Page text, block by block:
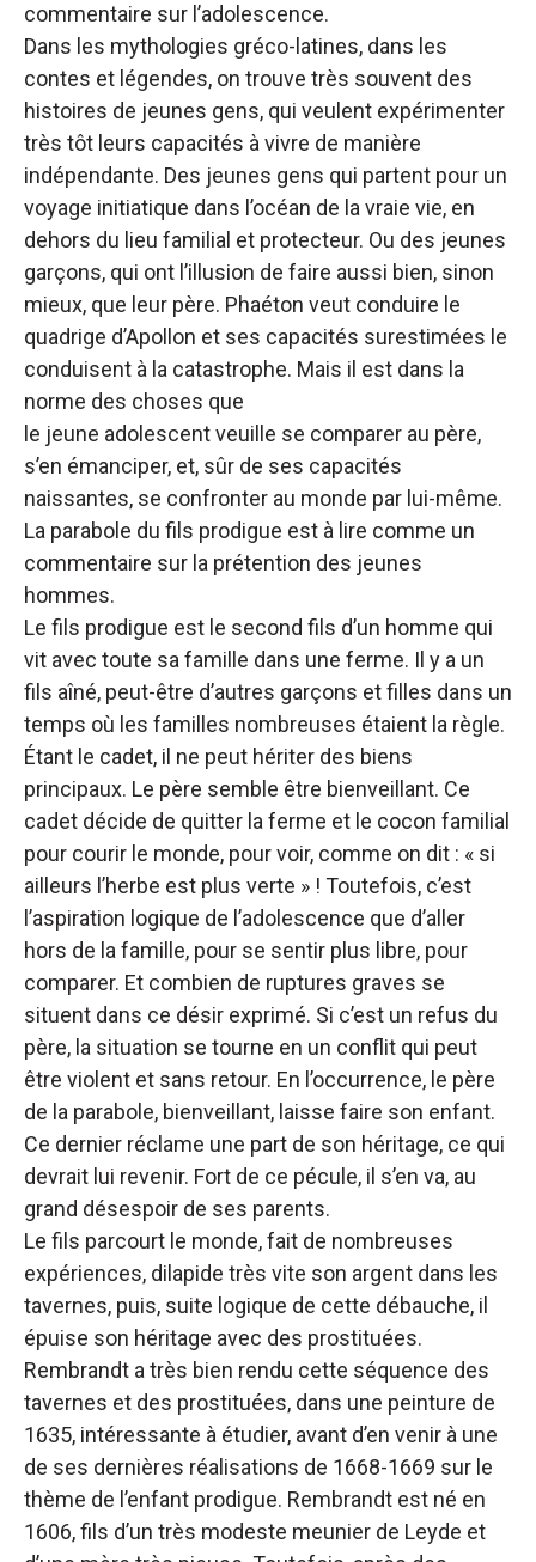
commentaire sur l’adolescence.
Dans les mythologies gréco-latines, dans les
contes et légendes, on trouve très souvent des
histoires de jeunes gens, qui veulent expérimenter
très tôt leurs capacités à vivre de manière
indépendante. Des jeunes gens qui partent pour un
voyage initiatique dans l’océan de la vraie vie, en
dehors du lieu familial et protecteur. Ou des jeunes
garçons, qui ont l’illusion de faire aussi bien, sinon
mieux, que leur père. Phaéton veut conduire le
quadrige d’Apollon et ses capacités surestimées le
conduisent à la catastrophe. Mais il est dans la
norme des choses que
le jeune adolescent veuille se comparer au père,
s’en émanciper, et, sûr de ses capacités
naissantes, se confronter au monde par lui-même.
La parabole du fils prodigue est à lire comme un
commentaire sur la prétention des jeunes
hommes.
Le fils prodigue est le second fils d’un homme qui
vit avec toute sa famille dans une ferme. Il y a un
fils aîné, peut-être d’autres garçons et filles dans un
temps où les familles nombreuses étaient la règle.
Étant le cadet, il ne peut hériter des biens
principaux. Le père semble être bienveillant. Ce
cadet décide de quitter la ferme et le cocon familial
pour courir le monde, pour voir, comme on dit : « si
ailleurs l’herbe est plus verte » ! Toutefois, c’est
l’aspiration logique de l’adolescence que d’aller
hors de la famille, pour se sentir plus libre, pour
comparer. Et combien de ruptures graves se
situent dans ce désir exprimé. Si c’est un refus du
père, la situation se tourne en un conflit qui peut
être violent et sans retour. En l’occurrence, le père
de la parabole, bienveillant, laisse faire son enfant.
Ce dernier réclame une part de son héritage, ce qui
devrait lui revenir. Fort de ce pécule, il s’en va, au
grand désespoir de ses parents.
Le fils parcourt le monde, fait de nombreuses
expériences, dilapide très vite son argent dans les
tavernes, puis, suite logique de cette débauche, il
épuise son héritage avec des prostituées.
Rembrandt a très bien rendu cette séquence des
tavernes et des prostituées, dans une peinture de
1635, intéressante à étudier, avant d’en venir à une
de ses dernières réalisations de 1668-1669 sur le
thème de l’enfant prodigue. Rembrandt est né en
1606, fils d’un très modeste meunier de Leyde et